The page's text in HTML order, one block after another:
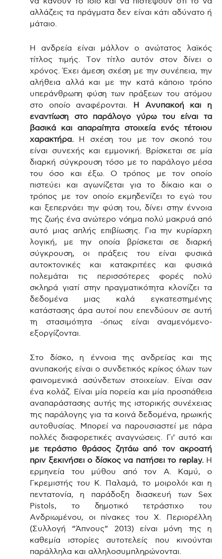
αλλάζεις τα πράγματα δεν είναι κάτι αδύνατο ή
μάταιο.
Η ανδρεία είναι μάλλον ο ανώτατος λαϊκός
τίτλος τιμής. Τον τίτλο αυτόν στον δίνει ο
χρόνος. Έχει άμεση σχέση με την συνέπεια, την
αλήθεια αλλά και με την κατά κάποιο τρόπο
υπεράνθρωπη φύση των πράξεων του ατόμου
στο οποίο αναφέρονται. Η Ανυπακοή και η
εναντίωση στο παράλογο γύρω του είναι τα
βασικά και απαραίτητα στοιχεία ενός τέτοιου
χαρακτήρα. Η σχέση του με τον σκοπό του
είναι συνεχής και εμμονική. Βρίσκεται σε μία
διαρκή σύγκρουση τόσο με το παράλογο μέσα
του όσο και έξω. Ο τρόπος με τον οποίο
πιστεύει και αγωνίζεται για το δίκαιο και ο
τρόπος με τον οποίο εκμηδενίζει το εγώ του
και ξεπερνάει την φύση του, δίνει στην έννοια
της ζωής ένα ανώτερο νόημα πολύ μακρυά από
αυτό μιας απλής επιβίωσης. Για την κυρίαρχη
λογική, με την οποία βρίσκεται σε διαρκή
σύγκρουση, οι πράξεις του είναι φυσικά
αυτοκτονικές και κατακριτέες και φυσικά
πολεμάται τις περισσότερες φορές πολύ
σκληρά γιατί στην πραγματικότητα κλονίζει τα
δεδομένα μιας καλά εγκατεστημένης
κατάστασης άρα αυτοί που επενδύουν σε αυτή
τη στασιμότητα -όπως είναι αναμενόμενο-
εξοργίζονται.
Στο δίσκο, η έννοια της ανδρείας και της
ανυπακοής είναι ο συνδετικός κρίκος όλων των
φαινομενικά ασύνδετων στοιχείων. Είναι σαν
ένα κολάζ. Είναι μία πορεία και μία προσπάθεια
αναπαράστασης αυτής της ιστορικής συνέχειας
της παράλογης για τα κοινά δεδομένα, ηρωικής
αυτοθυσίας. Μπορεί να παρουσιαστεί με πάρα
πολλές διαφορετικές αναγνώσεις. Γι’ αυτό και
με τεράστιο θράσος ζητάω από τον ακροατή
πριν ξεκινήσει ο δίσκος να πατήσει το replay.Η
ερμηνεία του μύθου από τον Α. Καμύ, ο
Γκρεμιστής του Κ. Παλαμά, το μοιρολόι και η
πεντατονία, η παράδοξη διασκευή των Sex
Pistols, το δημοτικό τετράστιχο του
Ανδριωμένου, οι πίνακες του Χ. Περιορέλλη
(Συλλογή “Άπνους” 2013) είναι μόνη της η
καθεμία ιστορίες αυτοτελείς που κινούνται
παράλληλα και αλληλοσυμπληρώνονται.